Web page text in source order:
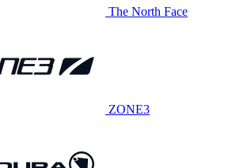
The North Face
ZONE3